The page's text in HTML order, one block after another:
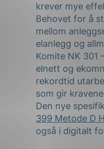
krever mye
Behovet for å
mellom
elanlegg og
Komite NK 301
elnett og
rekordtid
som gir
Den nye
399 Metode D
også i digitalt